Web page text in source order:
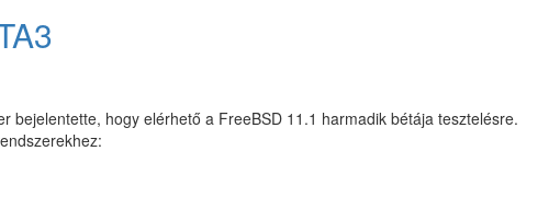
bejelentette, hogy elérhető a FreeBSD 11.1 harmadik bétája tesztelésre.